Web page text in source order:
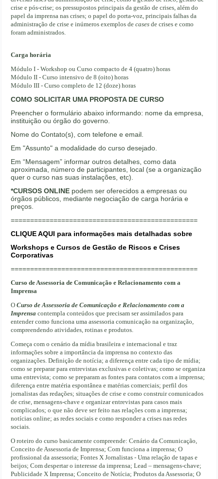
crise e pós-crise; os pressupostos principais da gestão de crises, além do
papel da imprensa nas crises; o papel do porta-voz, principais falhas da
administração de crise e inúmeros exemplos decases de crises e como
foram administrados.
Carga horária
Módulo I - Workshop ou Curso compacto de 4 (quatro) horas
Módulo II - Curso intensivo de 8 (oito) horas
Módulo III - Curso completo de 12 (doze) horas
COMO SOLICITAR UMA PROPOSTA DE CURSO
Preencher o formulário abaixo informando: nome da empresa,
instituição ou órgão do governo.
Nome do Contato(s), com telefone e email.
Em "Assunto" a modalidade do curso desejado.
Em “Mensagem” informar outros detalhes, como data
aproximada, número de participantes, local (se a organização
quer o curso nas suas instalações, etc).
*CURSOS ONLINE podem ser oferecidos a empresas ou
órgãos públicos, mediante negociação de carga horária e
preços.
================================================
CLIQUE AQUI para informações mais detalhadas sobre
Workshops e Cursos de Gestão de Riscos e Crises
Corporativas
================================================
Curso de Assessoria de Comunicação e Relacionamento com a
Imprensa
OCurso de Assessoria de Comunicação e Relacionamento com a
Imprensa contempla conteúdos que precisam ser assimilados para
entender como funciona uma assessoria comunicação na organização,
compreendendo atividades, rotinas e produtos.
Começa com o cenário da mídia brasileira e internacional e traz
informações sobre a importância da imprensa no contexto das
organizações. Definição de notícia; a diferença entre cada tipo de mídia;
como se preparar para entrevistas exclusivas e coletivas; como se organiza
uma entrevista; como se preparam as fontes para contatos com a imprensa;
diferença entre matéria espontânea e matérias comerciais; perfil dos
jornalistas das redações; situações de crise e como construir comunicados
de crise, mensagens-chave e organizar entrevistas para casos mais
complicados; o que não deve ser feito nas relações com a imprensa;
notícias online; as redes sociais e como responder a crises nas redes
sociais.
O roteiro do curso basicamente compreende: Cenário da Comunicação,
Conceito de Assessoria de Imprensa; Com funciona a imprensa; O
profissional da assessoria; Fontes X Jornalistas - Uma relação de tapas e
beijos; Com despertar o interesse da imprensa; Lead – mensagens-chave;
Publicidade X Imprensa; Conceito de Notícia; Produtos da Assessoria; O